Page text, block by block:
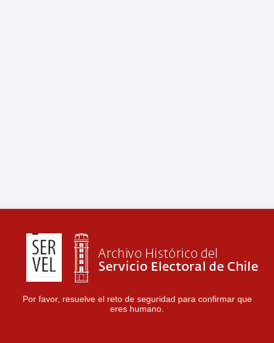
Por favor, resuelve el reto de seguridad para confirmar que
eres humano.